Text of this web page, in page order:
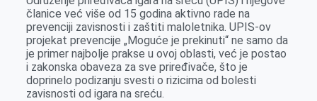
članice već više od 15 godina aktivno rade na
prevenciji zavisnosti i zaštiti maloletnika. UPIS-ov
projekat prevencije „Moguće je prekinuti“ ne samo da
je primer najbolje prakse u ovoj oblasti, već je postao
i zakonska obaveza za sve priređivače, što je
doprinelo podizanju svesti o rizicima od bolesti
zavisnosti od igara na sreću.